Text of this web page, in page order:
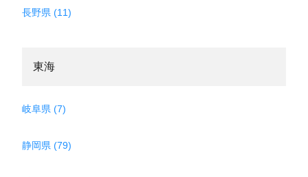
長野県 (11)
東海
岐阜県 (7)
静岡県 (79)